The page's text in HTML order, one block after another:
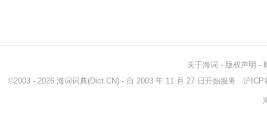
关于海词 - 版权声明 -
©2003 - 2026 海词词典(Dict.CN) - 自 2003 年 11 月 27 日开始服务 沪ICP